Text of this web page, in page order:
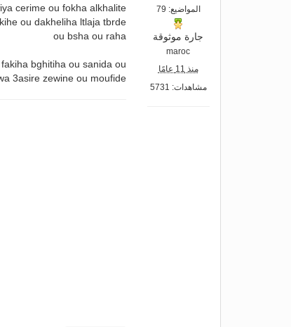
المواضيع: 79
جارة موثوقة
maroc
منذ 11 عامًا
مشاهدات: 5731
cerime ou fokha alkhalite
ou dakheliha ltlaja tbrde
ou bsha ou raha
bghitiha ou sanida ou
3asire zewine ou moufide